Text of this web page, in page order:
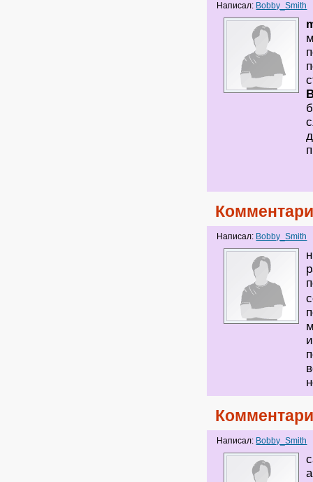
Написал: Bobby_Smith
Написал: Bobby_Smith
Написал: Bobby_Smith